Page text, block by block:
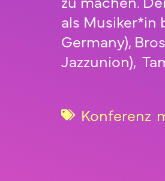
Konferenz
als Musiker*in
Germany),
Jazzunion),